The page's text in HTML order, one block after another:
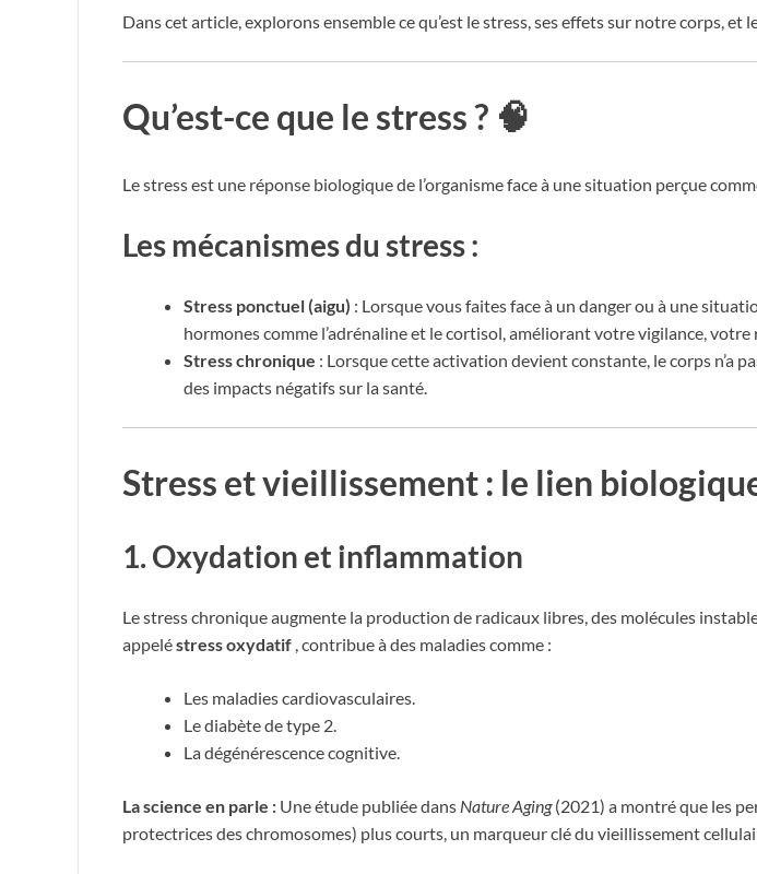
Dans cet article, explorons ensemble ce qu’est le stress, ses effets sur notre corps,
Qu’est-ce que le stress ? 🧠
Le stress est une réponse biologique de l’organisme face à une situation perçue
Les mécanismes du stress :
Stress ponctuel (aigu) : Lorsque vous faites face à un danger ou à une
hormones comme l’adrénaline et le cortisol, améliorant votre vigilance,
Stress chronique : Lorsque cette activation devient constante, le corps n’a
des impacts négatifs sur la santé.
Stress et vieillissement : le lien
1.Oxydation et inflammation
Le stress chronique augmente la production de radicaux libres, des molécules
appeléstress oxydatif , contribue à des maladies comme :
Les maladies cardiovasculaires.
Le diabète de type 2.
La dégénérescence cognitive.
La science en parle : Une étude publiée dans Nature Aging(2021) a montré que les
protectrices des chromosomes) plus courts, un marqueur clé du vieillissement